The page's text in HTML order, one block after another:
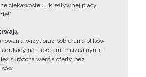
ciekawostek i kreatywnej pracy.
wizyt oraz pobierania plików
edukacyjną i lekcjami muzealnymi –
skrócona wersja oferty bez